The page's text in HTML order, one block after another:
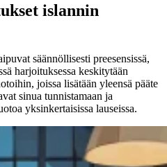
islannin
säännöllisesti preesensissä,
harjoituksessa keskitytään
joissa lisätään yleensä pääte
sinua tunnistamaan ja
yksinkertaisissa lauseissa.